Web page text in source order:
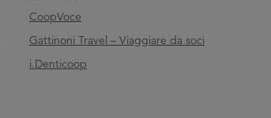
CoopVoce
Gattinoni Travel – Viaggiare da soci
i.Denticoop